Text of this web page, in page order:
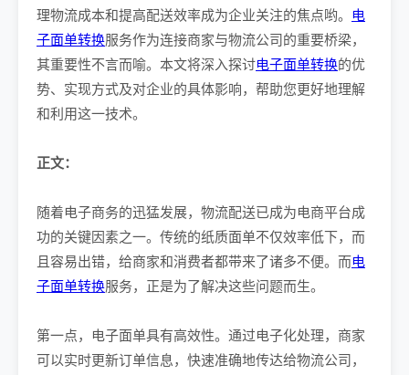
理物流成本和提高配送效率成为企业关注的焦点哟。 电
子面单转换服务作为连接商家与物流公司的重要桥梁，
其重要性不言而喻。本文将深入探讨电子面单转换的优
势、实现方式及对企业的具体影响，帮助您更好地理解
和利用这一技术。
正文：
随着电子商务的迅猛发展，物流配送已成为电商平台成
功的关键因素之一。传统的纸质面单不仅效率低下，而
且容易出错，给商家和消费者都带来了诸多不便。而电
子面单转换服务，正是为了解决这些问题而生。
第一点，电子面单具有高效性。通过电子化处理，商家
可以实时更新订单信息，快速准确地传达给物流公司，